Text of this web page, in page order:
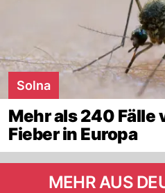
Solna
Mehr als 240 Fälle
Fieber in Europa
MEHR AUS